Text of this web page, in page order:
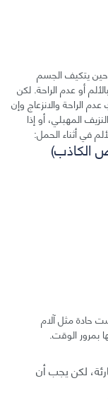
يتكيف الجسم
أو عدم الراحة. لكن
الراحة والانزعاج وإن
المهبلي، أو إذا
في أثناء الحمل:
حادة مثل آلام
بمرور الوقت.
لكن يجب أن